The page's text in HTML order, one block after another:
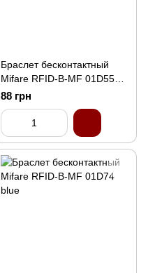
Браслет бесконтактный
Mifare RFID-B-MF 01D55
blue
88 грн